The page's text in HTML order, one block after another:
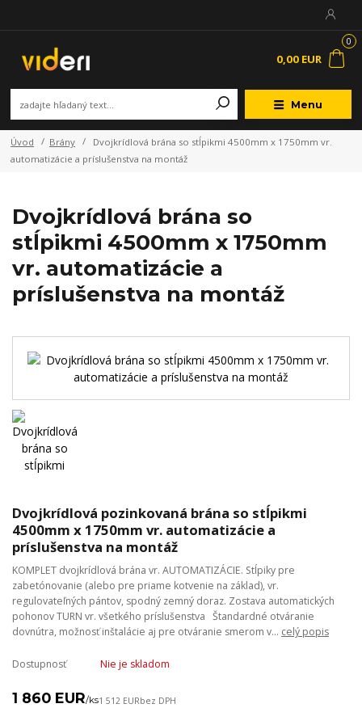
Menu
0
0,00 EUR
Úvod Brány
Dvojkrídlová brána so stĺpikmi 4500mm x 1750mm vr.
automatizácie a príslušenstva na montáž
Dvojkrídlová brána so
stĺpikmi 4500mm x 1750mm
vr. automatizácie a
príslušenstva na montáž
Dvojkrídlová pozinkovaná brána so stĺpikmi
4500mm x 1750mm vr. automatizácie a
príslušenstva na montáž
KOMPLET dvojkrídlová brána vr. AUTOMATIZÁCIE. Stĺpiky pre
zabetónovanie (alebo pre priame kotvenie na základ), vr.
regulovateľných pántov, spodný zemný doraz. Zostava automatických
pohonov TURN vr. všetkého príslušenstva Štandardné otváranie
dovnútra, možnosť inštalácie aj pre otváranie smerom v... celý popis
Dostupnosť Nie je skladom
1 860 EUR/ks1 512 EURbez DPH